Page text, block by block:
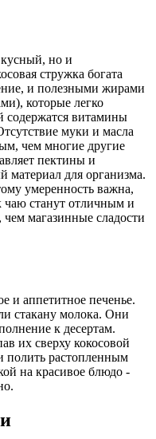
но и
стружка богата
и полезными жирами
которые легко
содержатся витамины
муки и масла
чем многие другие
пектины и
материал для организма.
умеренность важна,
чаю станут отличным и
магазинные сладости
и аппетитное печенье.
стакану молока. Они
к десертам.
их сверху кокосовой
полить растопленным
на красивое блюдо -